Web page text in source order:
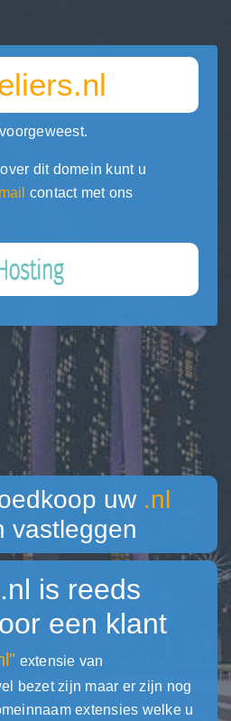
dit domein kunt u
contact met ons
uw .nl
vastleggen
is reeds
een klant
extensie van
bezet zijn maar er zijn nog
extensies welke u